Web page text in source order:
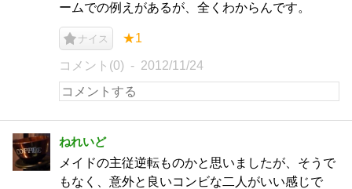
ームでの例えがあるが、全くわからんです。
ナイス ★1
コメント(0) 2012/11/24
ねれいど
メイドの主従逆転ものかと思いましたが、そうで
もなく、意外と良いコンビな二人がいい感じで